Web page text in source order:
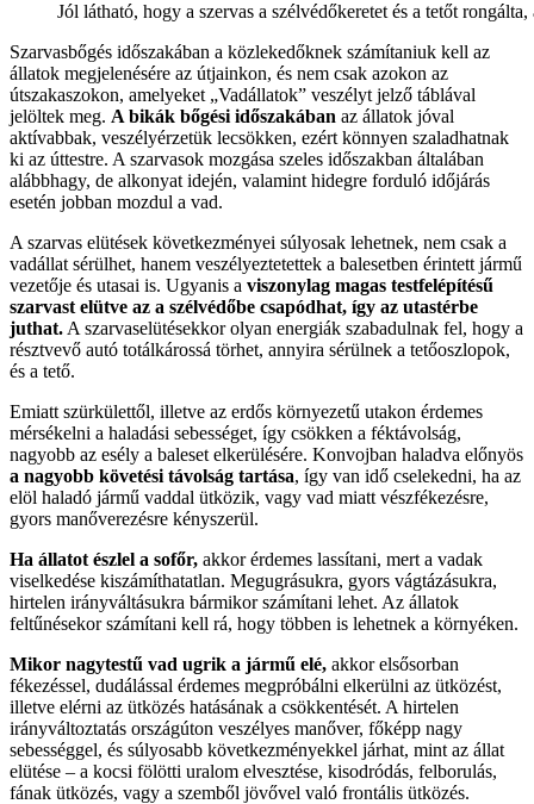
Jól látható, hogy a szervas a szélvédőkeretet és a tetőt
Szarvasbőgés időszakában a közlekedőknek számítaniuk kell az
állatok megjelenésére az útjainkon, és nem csak azokon az
útszakaszokon, amelyeket „Vadállatok” veszélyt jelző táblával
jelöltek meg. A bikák bőgési időszakában az állatok jóval
aktívabbak, veszélyérzetük lecsökken, ezért könnyen szaladhatnak
ki az úttestre. A szarvasok mozgása szeles időszakban általában
alábbhagy, de alkonyat idején, valamint hidegre forduló időjárás
esetén jobban mozdul a vad.
A szarvas elütések következményei súlyosak lehetnek, nem csak a
vadállat sérülhet, hanem veszélyeztetettek a balesetben érintett jármű
vezetője és utasai is. Ugyanis a viszonylag magas testfelépítésű
szarvast elütve az a szélvédőbe csapódhat, így az utastérbe
juthat. A szarvaselütésekkor olyan energiák szabadulnak fel, hogy a
résztvevő autó totálkárossá törhet, annyira sérülnek a tetőoszlopok,
és a tető.
Emiatt szürkülettől, illetve az erdős környezetű utakon érdemes
mérsékelni a haladási sebességet, így csökken a féktávolság,
nagyobb az esély a baleset elkerülésére. Konvojban haladva előnyös
a nagyobb követési távolság tartása, így van idő cselekedni, ha az
elöl haladó jármű vaddal ütközik, vagy vad miatt vészfékezésre,
gyors manőverezésre kényszerül.
Ha állatot észlel a sofőr, akkor érdemes lassítani, mert a vadak
viselkedése kiszámíthatatlan. Megugrásukra, gyors vágtázásukra,
hirtelen irányváltásukra bármikor számítani lehet. Az állatok
feltűnésekor számítani kell rá, hogy többen is lehetnek a környéken.
Mikor nagytestű vad ugrik a jármű elé, akkor elsősorban
fékezéssel, dudálással érdemes megpróbálni elkerülni az ütközést,
illetve elérni az ütközés hatásának a csökkentését. A hirtelen
irányváltoztatás országúton veszélyes manőver, főképp nagy
sebességgel, és súlyosabb következményekkel járhat, mint az állat
elütése – a kocsi fölötti uralom elvesztése, kisodródás, felborulás,
fának ütközés, vagy a szemből jövővel való frontális ütközés.